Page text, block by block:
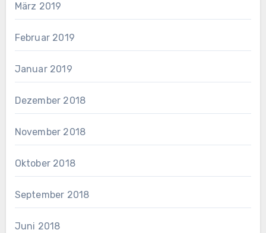
März 2019
Februar 2019
Januar 2019
Dezember 2018
November 2018
Oktober 2018
September 2018
Juni 2018